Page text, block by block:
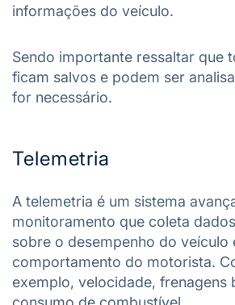
informações do veículo.
Sendo importante ressaltar que
ficam salvos e podem ser
for necessário.
Telemetria
A telemetria é um sistema
monitoramento que coleta
sobre o desempenho do veículo
comportamento do motorista.
exemplo, velocidade, frenagens